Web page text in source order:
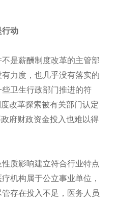
行动
是薪酬制度改革的主管部
力度，也几乎没有落实的
卫生行政部门推进的符
改革探索被有关部门认定
府财政资金投入也难以得
质影响建立符合行业特点
机构属于公立事业单位，
存在投入不足，医务人员